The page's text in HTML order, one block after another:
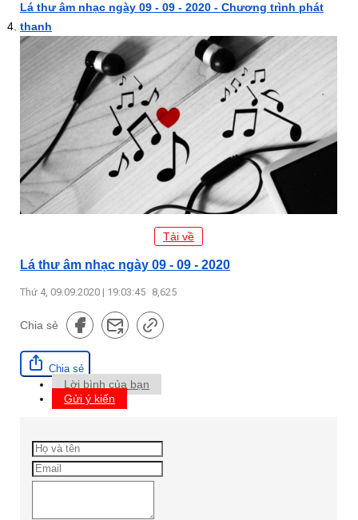
Lá thư âm nhạc ngày 09 - 09 - 2020 - Chương trình phát
thanh
Tải về
Lá thư âm nhạc ngày 09 - 09 - 2020
Thứ 4, 09.09.2020 | 19:03:45 8,625
Chia sẻ
Chia sẻ
Lời bình của bạn
Gửi ý kiến